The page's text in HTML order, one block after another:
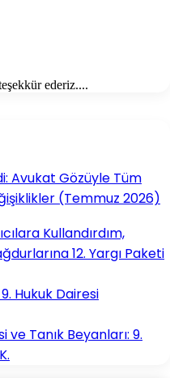
ederiz....
Avukat Gözüyle Tüm
(Temmuz 2026)
Kullandırdım,
12. Yargı Paketi
Hukuk Dairesi
Tanık Beyanları: 9.